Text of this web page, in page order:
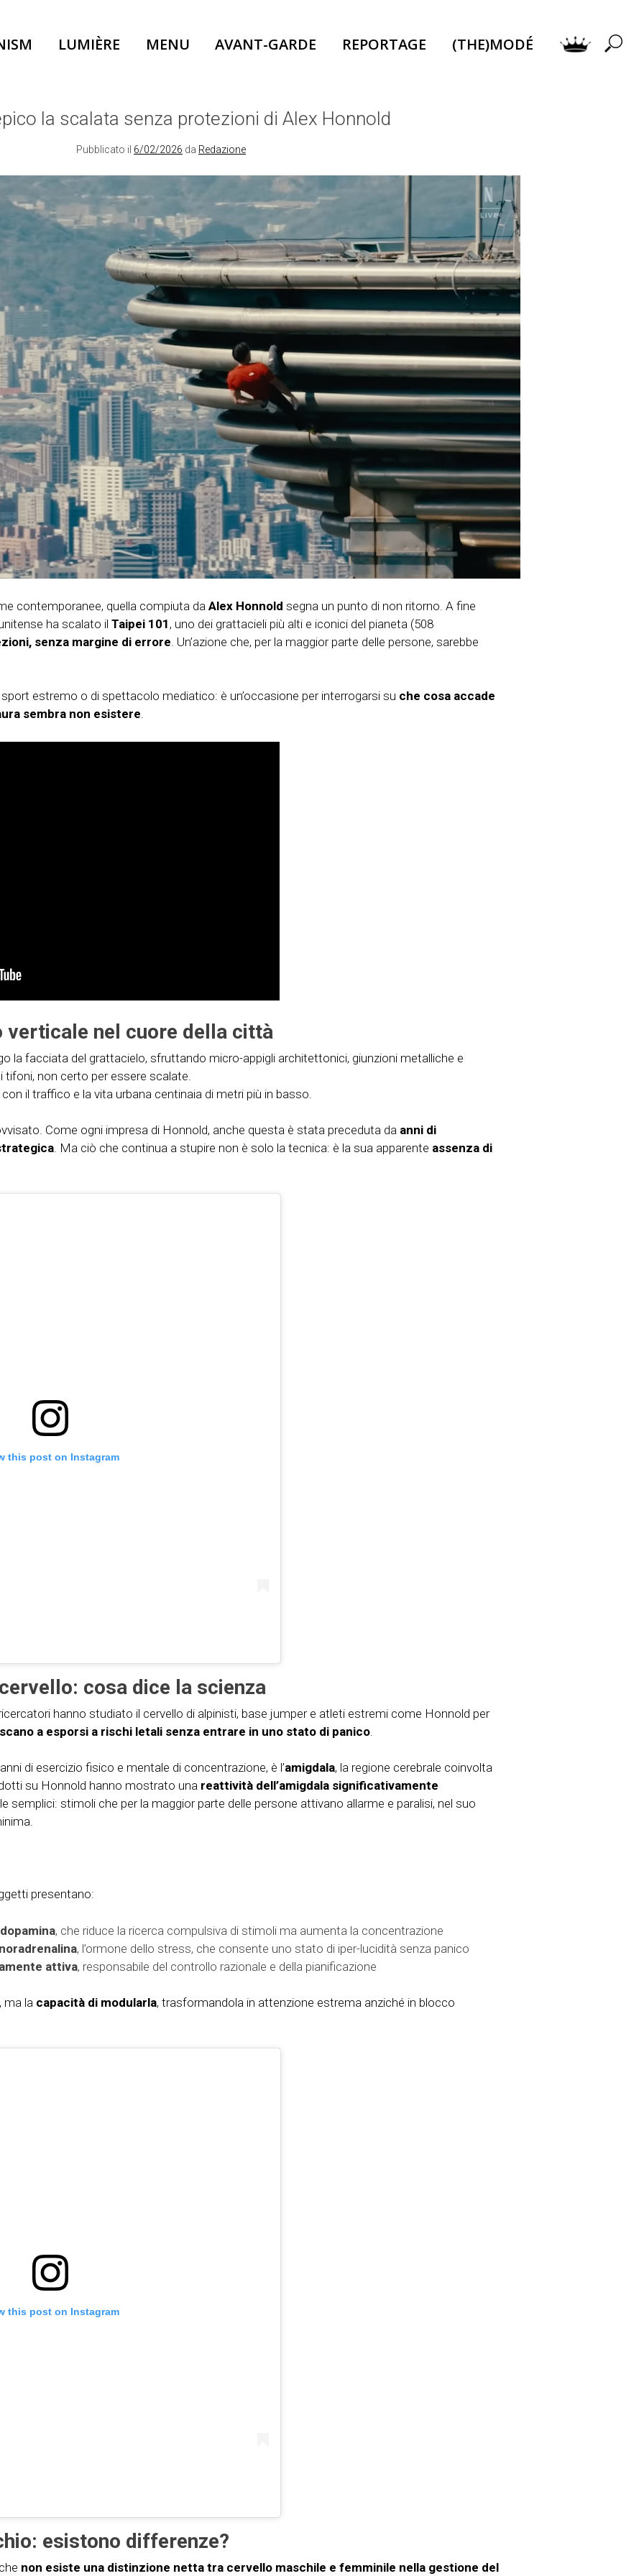
LUMIÈRE MENU AVANT-GARDE REPORTAGE (THE)MODÉ
la scalata senza protezioni di Alex Honnold
Pubblicato il 6/02/2026 da Redazione
contemporanee, quella compiuta da Alex Honnold segna un punto di non ritorno. A fine
ha scalato il Taipei 101 , uno dei grattacieli più alti e iconici del pianeta (508
senza margine di errore . Un’azione che, per la maggior parte delle persone, sarebbe
estremo o di spettacolo mediatico: è un’occasione per interrogarsi su che cosa accade
sembra non esistere.
verticale nel cuore della città
la facciata del grattacielo, sfruttando micro-appigli architettonici, giunzioni metalliche e
non certo per essere scalate.
il traffico e la vita urbana centinaia di metri più in basso.
Come ogni impresa di Honnold, anche questa è stata preceduta da anni di
. Ma ciò che continua a stupire non è solo la tecnica: è la sua apparente assenza di
this post on Instagram
cosa dice la scienza
hanno studiato il cervello di alpinisti, base jumper e atleti estremi come Honnold per
a esporsi a rischi letali senza entrare in uno stato di panico
di esercizio fisico e mentale di concentrazione, è l’amigdala, la regione cerebrale coinvolta
su Honnold hanno mostrato una reattività dell’amigdala significativamente
semplici: stimoli che per la maggior parte delle persone attivano allarme e paralisi, nel suo
presentano:
, che riduce la ricerca compulsiva di stimoli ma aumenta la concentrazione
, l’ormone dello stress, che consente uno stato di iper-lucidità senza panico
attiva, responsabile del controllo razionale e della pianificazione
ma la capacità di modularla, trasformandola in attenzione estrema anziché in blocco
this post on Instagram
esistono differenze?
non esiste una distinzione netta tra cervello maschile e femminile nella gestione del